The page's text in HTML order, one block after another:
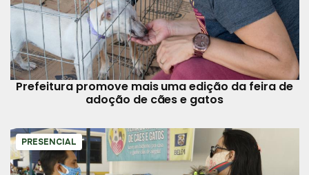
Prefeitura promove mais uma edição da feira de
adoção de cães e gatos
PRESENCIAL